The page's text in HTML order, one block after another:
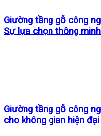
Giường tầng gỗ công
Sự lựa chọn thông
Giường tầng gỗ công
cho không gian hiện đại